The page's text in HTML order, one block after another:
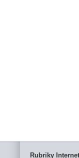
Rubriky